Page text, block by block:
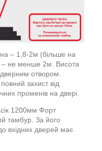
– 1,8-2м (більше на
– не менше 2м. Висота
отвором.
захист від
променів на двері.
1200мм Форт
тамбур. За його
до вхідних дверей має